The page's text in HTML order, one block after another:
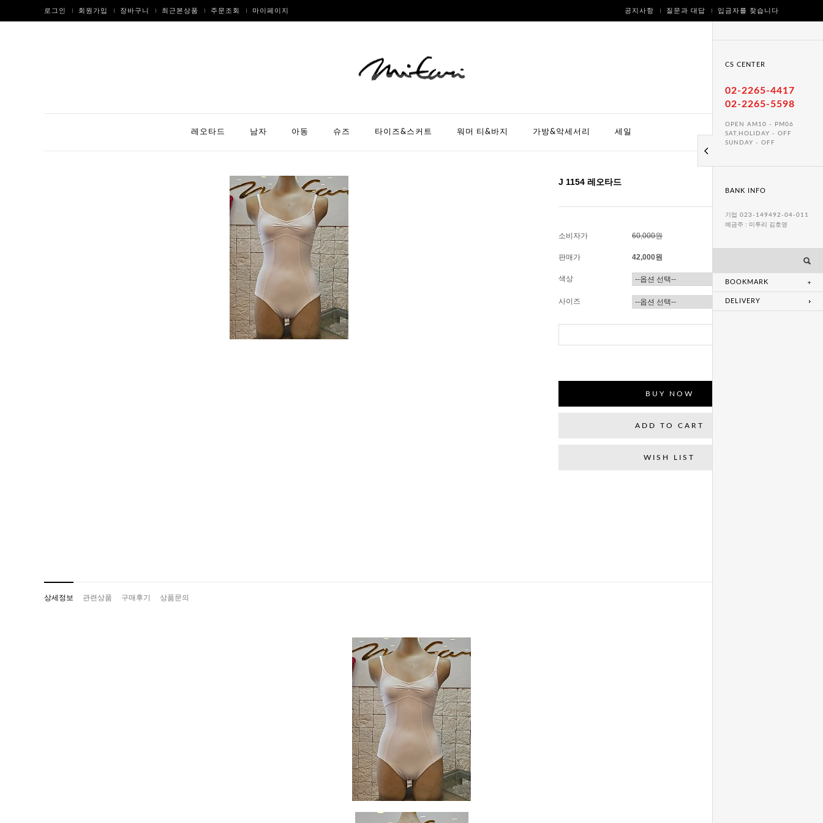
로그인 회원가입 장바구니 최근본상품 주문조회 마이페이지 공지사항 질문과 대답 입금자를 찾습니다
레오타드 남자 아동 슈즈 타이즈&스커트 워머 티&바지 가방&악세서리 세일
CS CENTER
02-2265-4417
02-2265-5598
OPEN AM10 - PM06
SAT,HOLIDAY - OFF
SUNDAY - OFF
BANK INFO
기업 023-149492-04-011
예금주 : 미투리 김호영
BOOKMARK
DELIVERY
J 1154 레오타드
소비자가 60,000원
판매가 42,000원
색상
사이즈
BUY NOW
ADD TO CART
WISH LIST
상세정보 관련상품 구매후기 상품문의